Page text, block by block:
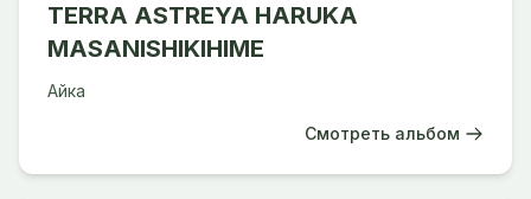
TERRA ASTREYA HARUKA
MASANISHIKIHIME
Айка
Смотреть альбом